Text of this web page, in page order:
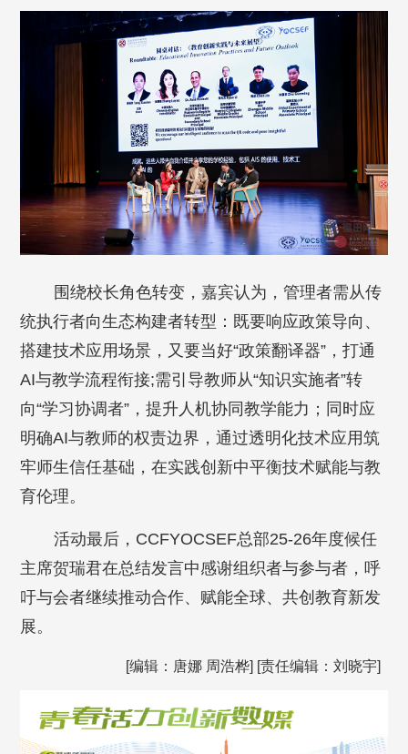
围绕校长角色转变，嘉宾认为，管理者需从传
统执行者向生态构建者转型：既要响应政策导向、
搭建技术应用场景，又要当好“政策翻译器”，打通
AI与教学流程衔接;需引导教师从“知识实施者”转
向“学习协调者”，提升人机协同教学能力；同时应
明确AI与教师的权责边界，通过透明化技术应用筑
牢师生信任基础，在实践创新中平衡技术赋能与教
育伦理。
活动最后，CCFYOCSEF总部25-26年度候任
主席贺瑞君在总结发言中感谢组织者与参与者，呼
吁与会者继续推动合作、赋能全球、共创教育新发
展。
[编辑：唐娜 周浩桦] [责任编辑：刘晓宇]